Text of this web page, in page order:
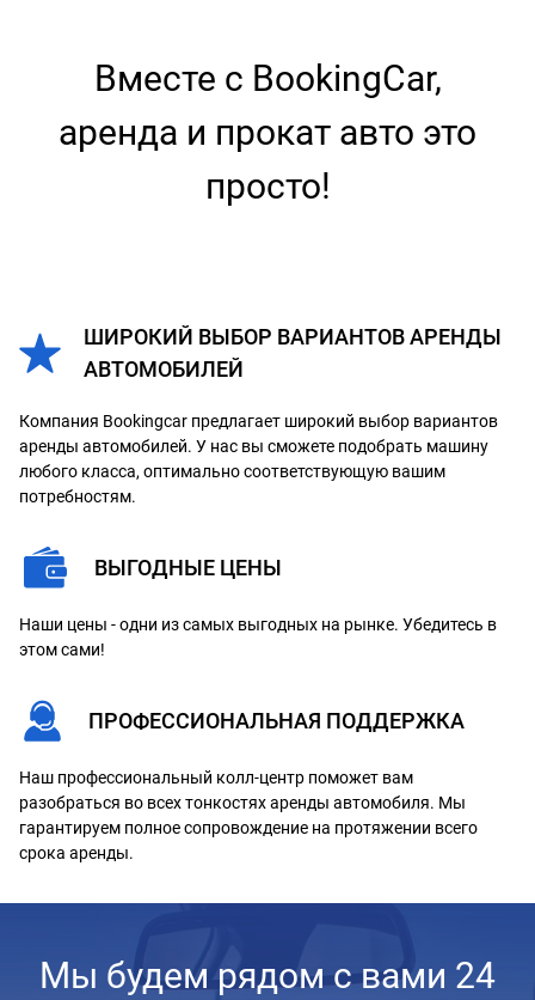
Вместе с BookingCar,
аренда и прокат авто это
просто!
ШИРОКИЙ ВЫБОР ВАРИАНТОВ АРЕНДЫ
АВТОМОБИЛЕЙ
Компания Bookingcar предлагает широкий выбор вариантов
аренды автомобилей. У нас вы сможете подобрать машину
любого класса, оптимально соответствующую вашим
потребностям.
ВЫГОДНЫЕ ЦЕНЫ
Наши цены - одни из самых выгодных на рынке. Убедитесь в
этом сами!
ПРОФЕССИОНАЛЬНАЯ ПОДДЕРЖКА
Наш профессиональный колл-центр поможет вам
разобраться во всех тонкостях аренды автомобиля. Мы
гарантируем полное сопровождение на протяжении всего
срока аренды.
Мы будем рядом с вами 24